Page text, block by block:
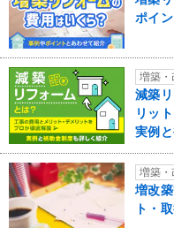
ポイ
増築・
減築
リッ
実例
増築・
増改
ト・